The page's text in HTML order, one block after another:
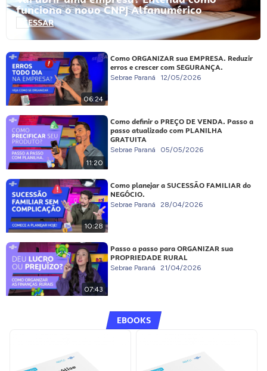
funciona o novo CNPJ Alfanumérico
ACESSAR
06:24
Como ORGANIZAR sua EMPRESA. Reduzir
erros e crescer com SEGURANÇA.
Sebrae Paraná 12/05/2026
11:20
Como definir o PREÇO DE VENDA. Passo a
passo atualizado com PLANILHA
GRATUITA
Sebrae Paraná 05/05/2026
10:28
Como planejar a SUCESSÃO FAMILIAR do
NEGÓCIO.
Sebrae Paraná 28/04/2026
07:43
Passo a passo para ORGANIZAR sua
PROPRIEDADE RURAL
Sebrae Paraná 21/04/2026
EBOOKS